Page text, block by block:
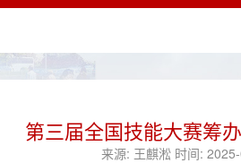
第三届全国技能大赛筹
来源: 王麒淞 时间: